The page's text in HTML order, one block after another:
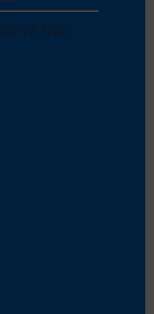
72 Trần